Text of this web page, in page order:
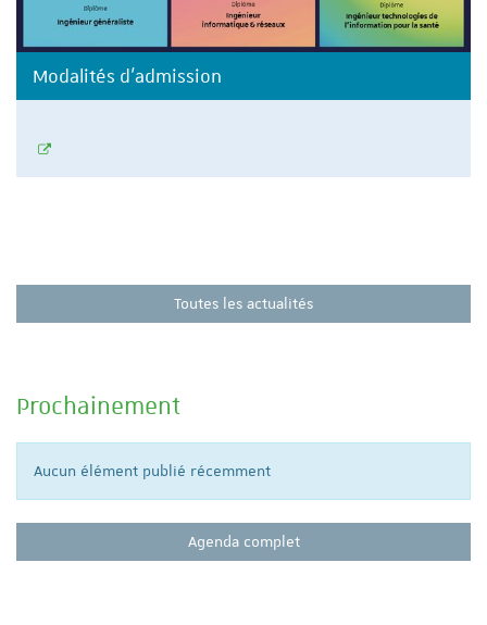
Modalités d'admission
Toutes les actualités
Prochainement
Aucun élément publié récemment
Agenda complet